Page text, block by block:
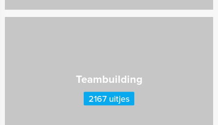
Teambuilding
2167 uitjes